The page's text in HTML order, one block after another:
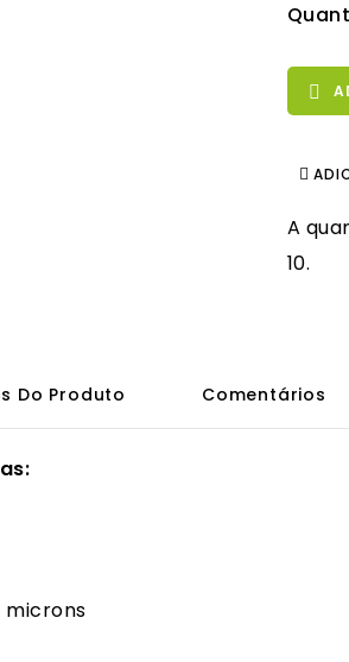

A
10.
Do Produto Comentários
microns